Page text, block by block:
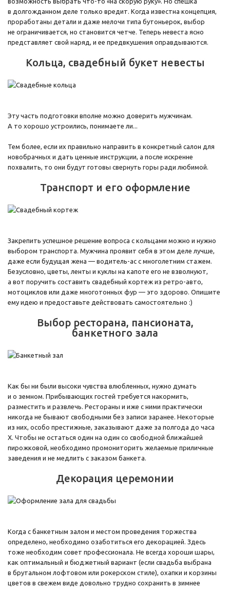
в долгожданном деле только вредит. Когда известна концепция,
проработаны детали и даже мелочи типа бутоньерок, выбор
не ограничивается, но становится четче. Теперь невеста ясно
представляет свой наряд, и ее предвкушения оправдываются.
Кольца, свадебный букет невесты
Эту часть подготовки вполне можно доверить мужчинам.
А то хорошо устроились, понимаете ли...
Тем более, если их правильно направить в конкретный салон для
новобрачных и дать ценные инструкции, а после искренне
похвалить, то они будут готовы свернуть горы ради любимой.
Транспорт и его оформление
Закрепить успешное решение вопроса с кольцами можно и нужно
выбором транспорта. Мужчина проявит себя в этом деле лучше,
даже если будущая жена — водитель-ас с многолетним стажем.
Безусловно, цветы, ленты и куклы на капоте его не взволнуют,
а вот поручить составить свадебный кортеж из ретро-авто,
мотоциклов или даже многотонных фур — это здорово. Опишите
ему идею и предоставьте действовать самостоятельно :)
Выбор ресторана, пансионата,
банкетного зала
Как бы ни были высоки чувства влюбленных, нужно думать
и о земном. Прибывающих гостей требуется накормить,
разместить и развлечь. Рестораны и иже с ними практически
никогда не бывают свободными без записи заранее. Некоторые
из них, особо престижные, заказывают даже за полгода до часа
Х. Чтобы не остаться один на один со свободной ближайшей
пирожковой, необходимо промониторить желаемые приличные
заведения и не медлить с заказом банкета.
Декорация церемонии
Когда с банкетным залом и местом проведения торжества
определено, необходимо озаботиться его декорацией. Здесь
тоже необходим совет профессионала. Не всегда хороши шары,
как оптимальный и бюджетный вариант (если свадьба выбрана
в брутальном лофтовом или рокерском стиле), охапки и корзины
цветов в свежем виде довольно трудно сохранить в зимнее